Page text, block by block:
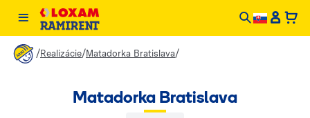
/Realizácie/Matadorka Bratislava/
Matadorka Bratislava